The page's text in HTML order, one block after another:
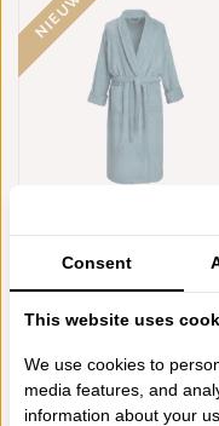
NIEUW
DE WITTE LIETAER
BADJAS ETRUSK
Consent
This website uses
We use cookies to
media features, and
information about your